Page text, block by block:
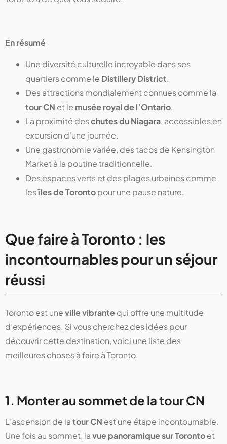
En résumé
Une diversité culturelle incroyable dans ses
quartiers comme le Distillery District.
Des attractions mondialement connues comme la
tour CN et le musée royal de l’Ontario.
La proximité deschutes du Niagara, accessibles en
excursion d'une journée.
Une gastronomie variée, des tacos de Kensington
Market à la poutine traditionnelle.
Des espaces verts et des plages urbaines comme
lesîles de Torontopour une pause nature.
Que faire à Toronto : les
incontournables pour un séjour
réussi
Toronto est uneville vibrantequi offre une multitude
d’expériences. Si vous cherchez des idées pour
découvrir cette destination, voici une liste des
meilleures choses à faire à Toronto.
1. Monter au sommet de la tour CN
L’ascension de latour CN est une étape incontournable.
Une fois au sommet, lavue panoramique sur Torontoet